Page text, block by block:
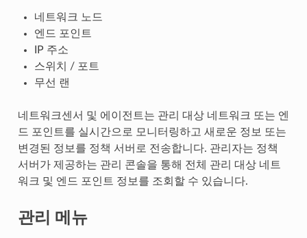
네트워크 노드
엔드 포인트
IP 주소
스위치 / 포트
무선 랜
네트워크센서 및 에이전트는 관리 대상 네트워크 또는 엔
드 포인트를 실시간으로 모니터링하고 새로운 정보 또는
변경된 정보를 정책 서버로 전송합니다. 관리자는 정책
서버가 제공하는 관리 콘솔을 통해 전체 관리 대상 네트
워크 및 엔드 포인트 정보를 조회할 수 있습니다.
관리 메뉴